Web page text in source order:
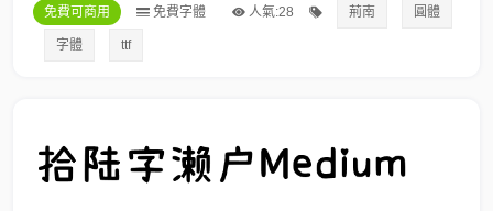
免費可商用 免費字體 人氣:28 荊南 圓體
字體 ttf